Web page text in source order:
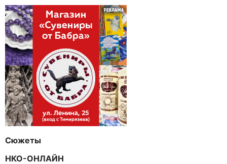
Сюжеты
НКО-ОНЛАЙН